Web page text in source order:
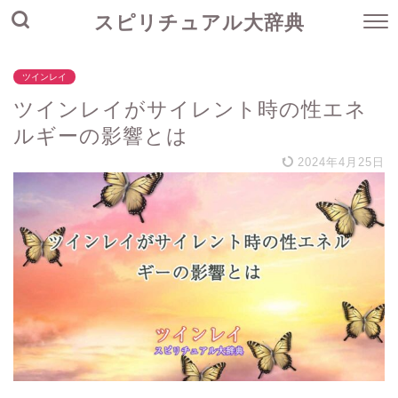
スピリチュアル大辞典
ツインレイ
ツインレイがサイレント時の性エネ
ルギーの影響とは
2024年4月25日